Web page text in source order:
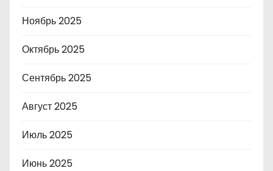
Ноябрь 2025
Октябрь 2025
Сентябрь 2025
Август 2025
Июль 2025
Июнь 2025